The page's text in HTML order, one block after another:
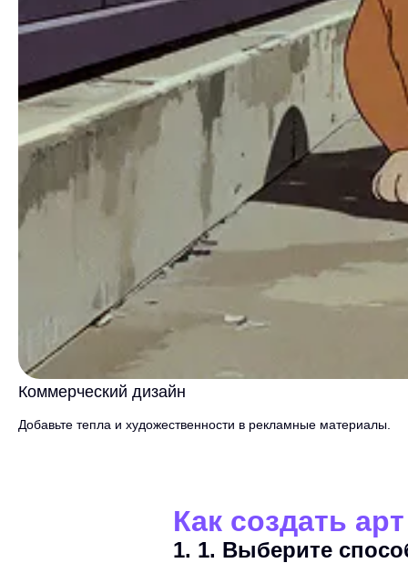
Коммерческий дизайн
Добавьте тепла и художественности в рекламные материалы.
Как создать
1. 1. Выберите